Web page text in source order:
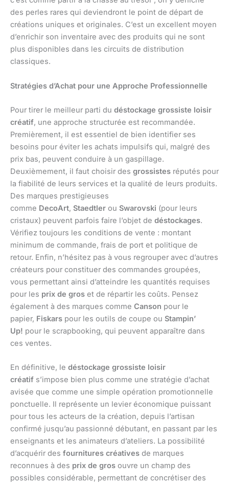
des perles rares qui deviendront le point de départ de
créations uniques et originales. C’est un excellent moyen
d’enrichir son inventaire avec des produits qui ne sont
plus disponibles dans les circuits de distribution
classiques.
Stratégies d’Achat pour une Approche Professionnelle
Pour tirer le meilleur parti du déstockage grossiste loisir
créatif, une approche structurée est recommandée.
Premièrement, il est essentiel de bien identifier ses
besoins pour éviter les achats impulsifs qui, malgré des
prix bas, peuvent conduire à un gaspillage.
Deuxièmement, il faut choisir des grossistes réputés pour
la fiabilité de leurs services et la qualité de leurs produits.
Des marques prestigieuses
comme DecoArt, Staedtler ou Swarovski (pour leurs
cristaux) peuvent parfois faire l’objet de déstockages.
Vérifiez toujours les conditions de vente : montant
minimum de commande, frais de port et politique de
retour. Enfin, n’hésitez pas à vous regrouper avec d’autres
créateurs pour constituer des commandes groupées,
vous permettant ainsi d’atteindre les quantités requises
pour les prix de gros et de répartir les coûts. Pensez
également à des marques comme Canson pour le
papier, Fiskars pour les outils de coupe ou Stampin’
Up! pour le scrapbooking, qui peuvent apparaître dans
ces ventes.
En définitive, le déstockage grossiste loisir
créatif s’impose bien plus comme une stratégie d’achat
avisée que comme une simple opération promotionnelle
ponctuelle. Il représente un levier économique puissant
pour tous les acteurs de la création, depuis l’artisan
confirmé jusqu’au passionné débutant, en passant par les
enseignants et les animateurs d’ateliers. La possibilité
d’acquérir des fournitures créatives de marques
reconnues à des prix de gros ouvre un champ des
possibles considérable, permettant de concrétiser des